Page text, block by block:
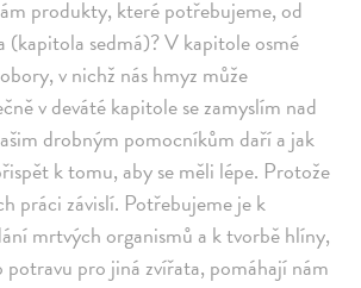
produkty, které potřebujeme, od
sedmá)? V kapitole osmé
v nichž nás hmyz může
v deváté kapitole se zamyslím nad
drobným pomocníkům daří a jak
k tomu, aby se měli lépe. Protože
práci závislí. Potřebujeme je k
mrtvých organismů a k tvorbě hlíny,
pro jiná zvířata, pomáhají nám